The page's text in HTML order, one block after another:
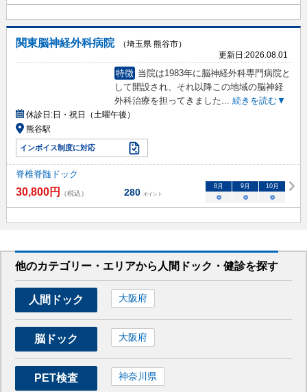
関東脳神経外科病院
（埼玉県 熊谷市）
更新日:2026.08.01
特徴 当院は1983年に脳神経外科専門病院と
して開設され、それ以降この地域の脳神経
外科治療を担ってきました
続きを読む▼
休診日:日・祝日（土曜午後）
熊谷駅
インボイス制度に対応
脊椎脊髄ドック
30,800円 （税込） 280 ポイント
8 月 9 月 10月
○ ○ ○
他のカテゴリー・エリアから人間ドック・健診を探す
人間ドック 大阪府
脳ドック 大阪府
PET検査 神奈川県